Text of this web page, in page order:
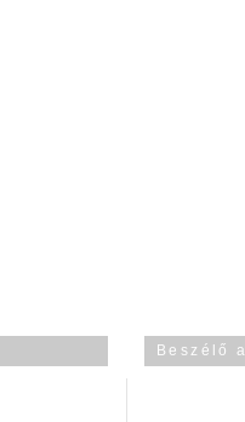
Beszélő